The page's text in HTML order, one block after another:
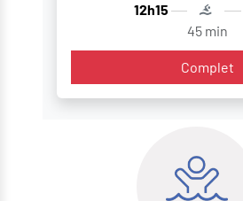
12h15
45 min
Complet